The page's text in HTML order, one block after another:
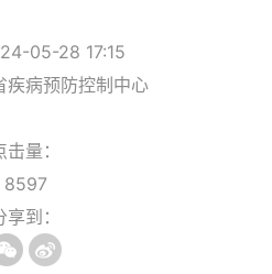
05-28 17:15
疾病预防控制中心
击量：
8597
享到：